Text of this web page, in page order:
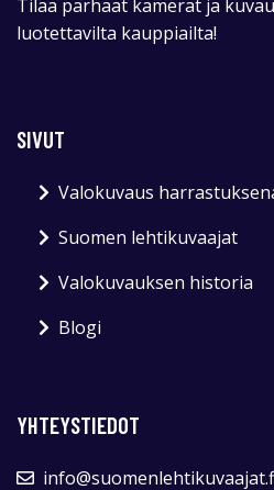
Tilaa parhaat kamerat ja
luotettavilta kauppiailta!
SIVUT
Valokuvaus
Suomen lehtikuvaajat
Valokuvauksen historia
Blogi
YHTEYSTIEDOT